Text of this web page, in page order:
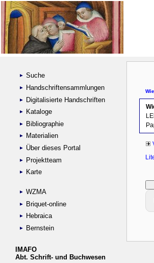
Suche
Handschriftensammlungen
Digitalisierte Handschriften
Kataloge
Bibliographie
Materialien
Über dieses Portal
Projektteam
Karte
WZMA
Briquet-online
Hebraica
Bernstein
IMAFO
Abt. Schrift- und Buchwesen